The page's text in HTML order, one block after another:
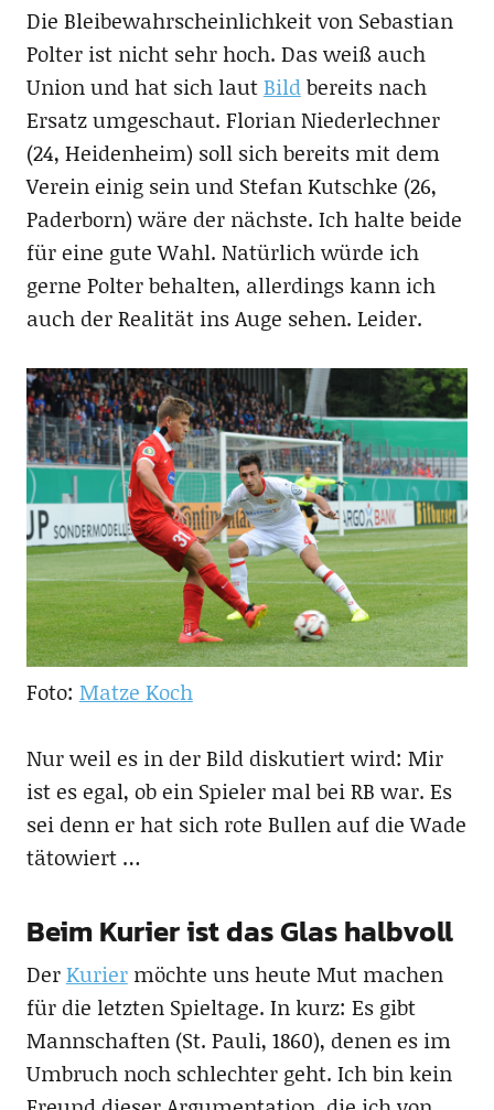
Die Bleibewahrscheinlichkeit von Sebastian
Polter ist nicht sehr hoch. Das weiß auch
Union und hat sich lautBildbereits nach
Ersatz umgeschaut. Florian Niederlechner
(24, Heidenheim) soll sich bereits mit dem
Verein einig sein und Stefan Kutschke (26,
Paderborn) wäre der nächste. Ich halte beide
für eine gute Wahl. Natürlich würde ich
gerne Polter behalten, allerdings kann ich
auch der Realität ins Auge sehen. Leider.
Foto: Matze Koch
Nur weil es in der Bild diskutiert wird: Mir
ist es egal, ob ein Spieler mal bei RB war. Es
sei denn er hat sich rote Bullen auf die Wade
tätowiert …
Beim Kurier ist das Glas halbvoll
DerKuriermöchte uns heute Mut machen
für die letzten Spieltage. In kurz: Es gibt
Mannschaften (St. Pauli, 1860), denen es im
Umbruch noch schlechter geht. Ich bin kein